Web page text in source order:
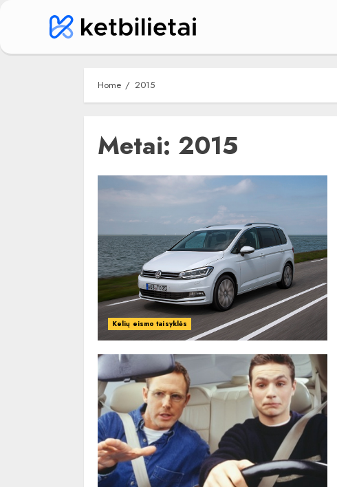
Home 2015
Metai: 2015
Kelių eismo taisyklės